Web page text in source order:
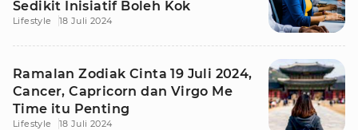
Sedikit Inisiatif Boleh Kok
Lifestyle 18 Juli 2024
Ramalan Zodiak Cinta 19 Juli 2024,
Cancer, Capricorn dan Virgo Me
Time itu Penting
Lifestyle 18 Juli 2024